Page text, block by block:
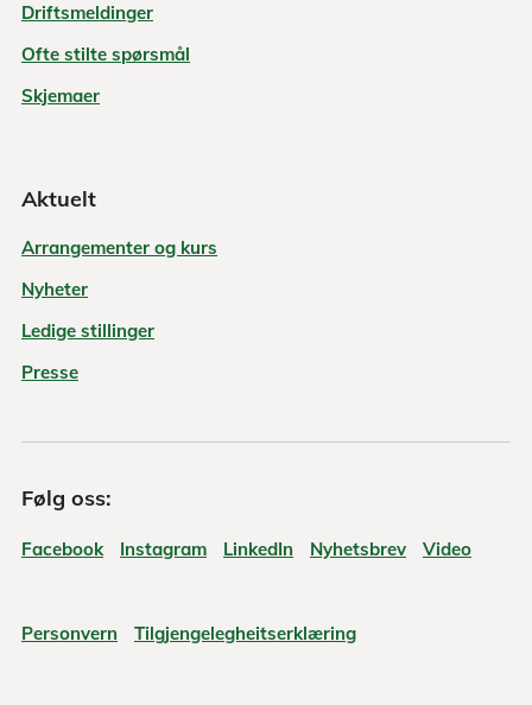
Driftsmeldinger
Ofte stilte spørsmål
Skjemaer
Aktuelt
Arrangementer og kurs
Nyheter
Ledige stillinger
Presse
Følg oss:
Facebook Instagram LinkedIn Nyhetsbrev Video
Personvern Tilgjengelegheitserklæring